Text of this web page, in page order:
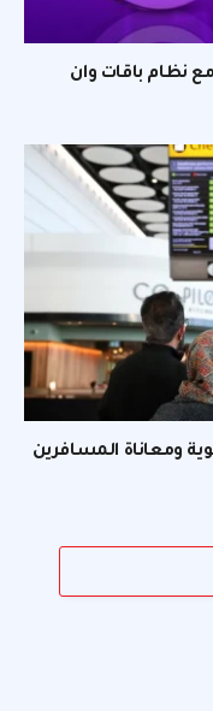
نظام باقات وان
ومعاناة المسافرين